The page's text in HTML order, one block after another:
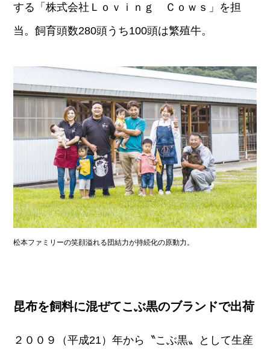
する「株式会社Ｌｏｖｉｎｇ Ｃｏｗｓ」を担
当。飼育頭数280頭うち100頭は繁殖牛。
松本ファミリーの笑顔溢れる団結力が持続化の原動力。
昆布を飼料に混ぜてこぶ黒のブランドで出荷
２００９（平成21）年から〝こぶ黒〟として生産